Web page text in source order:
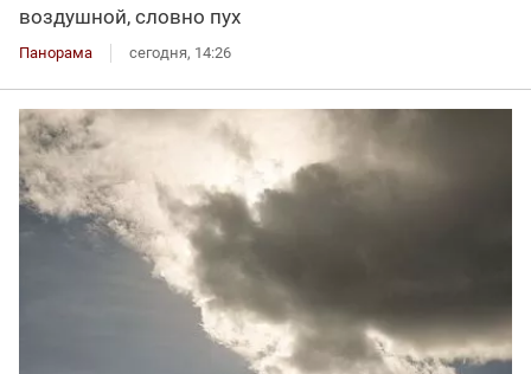
воздушной, словно пух
Панорама сегодня, 14:26